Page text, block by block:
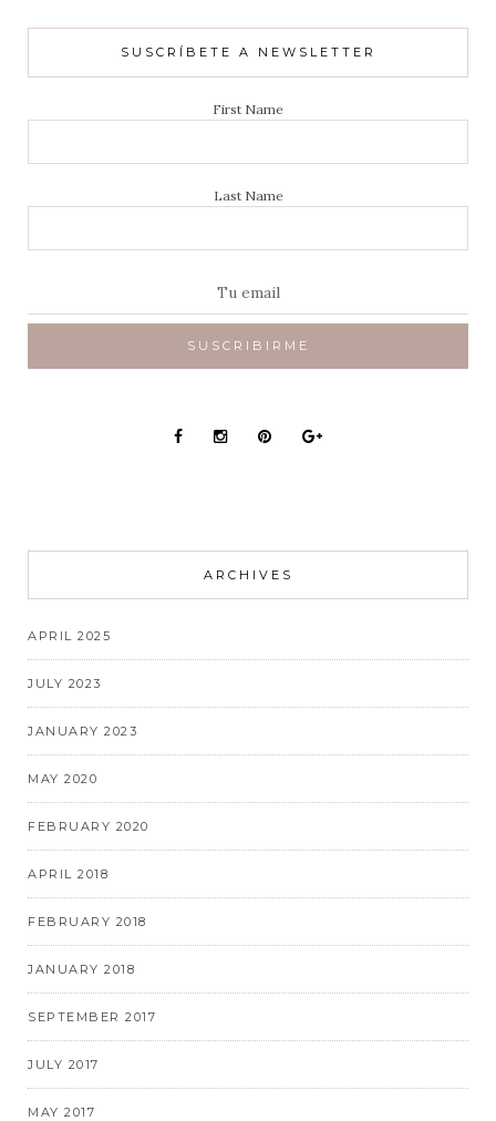
SUSCRÍBETE A NEWSLETTER
First Name
Last Name
ARCHIVES
APRIL 2025
JULY 2023
JANUARY 2023
MAY 2020
FEBRUARY 2020
APRIL 2018
FEBRUARY 2018
JANUARY 2018
SEPTEMBER 2017
JULY 2017
MAY 2017